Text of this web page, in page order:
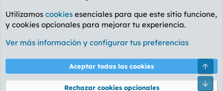
Foro General
Cookies
PL OLDSTYLE AMARILLO
Términos y reglas Política de privacidad Ayuda
Utilizamos cookies esenciales para que este sitio funcione,
y cookies opcionales para mejorar tu experiencia.
Ver más información y configurar tus preferencias
Aceptar todas las cookies
Rechazar cookies opcionales
Pie